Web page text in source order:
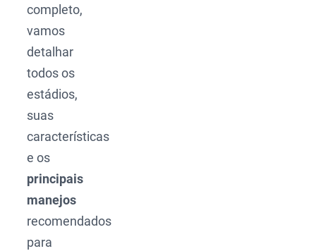
completo,
vamos
detalhar
todos os
estádios,
suas
características
e os
principais
manejos
recomendados
para